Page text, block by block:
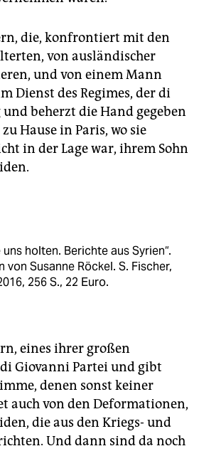
die, konfrontiert mit den
von ausländischer
und von einem Mann
Dienst des Regimes, der di
beherzt die Hand gegeben
Hause in Paris, wo sie
in der Lage war, ihrem Sohn
holten. Berichte aus Syrien“.
von Susanne Röckel. S. Fischer,
256 S., 22 Euro.
eines ihrer großen
Giovanni Partei und gibt
denen sonst keiner
auch von den Deformationen,
die aus den Kriegs- und
Und dann sind da noch